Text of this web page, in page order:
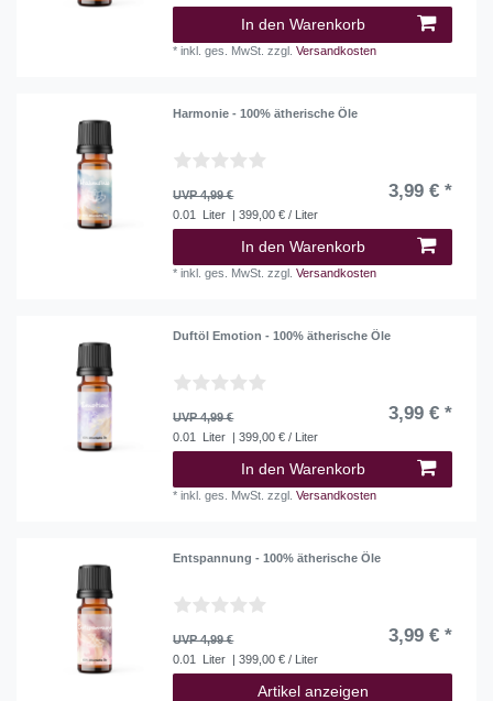
In den Warenkorb
*inkl. ges. MwSt. zzgl.Versandkosten
Harmonie - 100% ätherische Öle
UVP 4,99 € 3,99 € *
0.01 Liter | 399,00 € / Liter
In den Warenkorb
*inkl. ges. MwSt. zzgl.Versandkosten
Duftöl Emotion - 100% ätherische Öle
UVP 4,99 € 3,99 € *
0.01 Liter | 399,00 € / Liter
In den Warenkorb
*inkl. ges. MwSt. zzgl.Versandkosten
Entspannung - 100% ätherische Öle
UVP 4,99 € 3,99 € *
0.01 Liter | 399,00 € / Liter
Artikel anzeigen